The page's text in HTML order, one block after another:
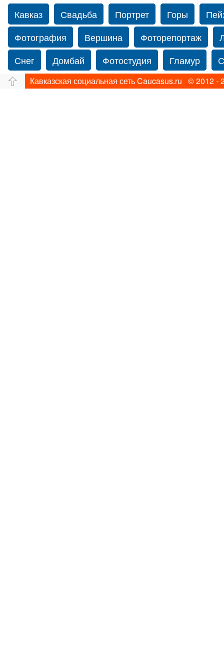
Кавказ Свадьба Портрет Горы
Фотография
Вершина Фоторепортаж
Снег
Домбай Фотостудия Гламур
Путешествие
Перевал Ущелье
Кавказская социальная сеть Caucasus.ru © 2012 -